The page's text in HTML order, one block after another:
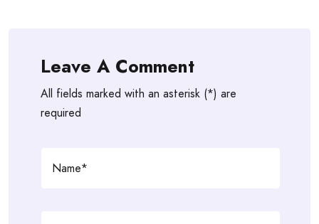
Leave A Comment
All fields marked with an asterisk (*) are
required